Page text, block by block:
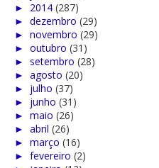
► 2014 (287)
► dezembro (29)
► novembro (29)
► outubro (31)
► setembro (28)
► agosto (20)
► julho (37)
► junho (31)
► maio (26)
► abril (26)
► março (16)
► fevereiro (2)